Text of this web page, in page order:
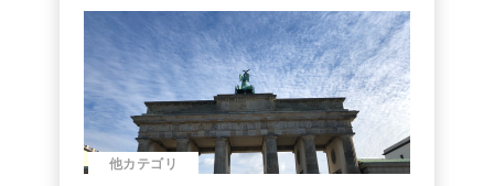
他カテゴリ